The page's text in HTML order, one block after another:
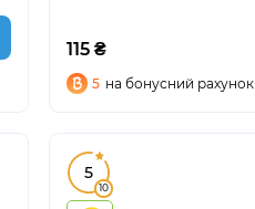
115 ₴
5 на бонусний рахунок
5
10